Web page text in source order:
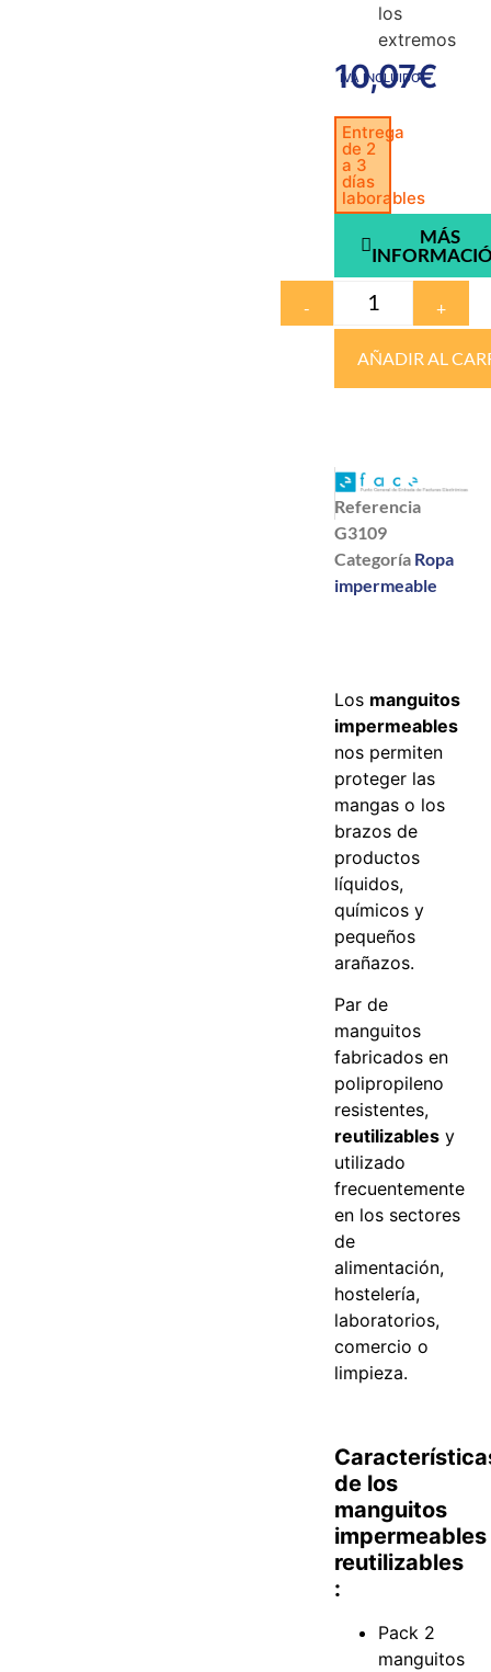
los
extremos
10,07€
IVA INCLUIDO
Entrega
de 2
a 3
días
laborables
MÁS
- +
AÑADIR AL
Referencia
G3109
Categoría Ropa
impermeable
Los manguitos
impermeables
nos permiten
proteger las
mangas o los
brazos de
productos
líquidos,
químicos y
pequeños
arañazos.
Par de
manguitos
fabricados en
polipropileno
resistentes,
reutilizables y
utilizado
frecuentemente
en los sectores
de
alimentación,
hostelería,
laboratorios,
comercio o
limpieza.
de los
manguitos
impermeables
reutilizables
:
Pack 2
manguitos